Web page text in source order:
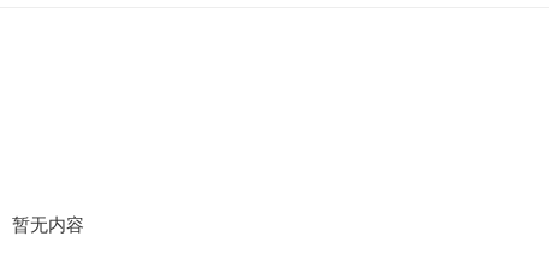
暂无内容